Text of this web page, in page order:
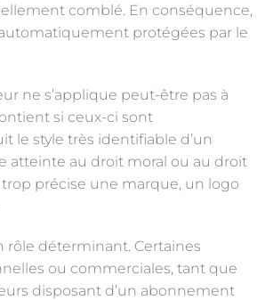
comblé. En conséquence,
protégées par le
ne s’applique peut-être pas à
si ceux-ci sont
le style très identifiable d’un
atteinte au droit moral ou au droit
trop précise une marque, un logo
rôle déterminant. Certaines
ou commerciales, tant que
disposant d’un abonnement